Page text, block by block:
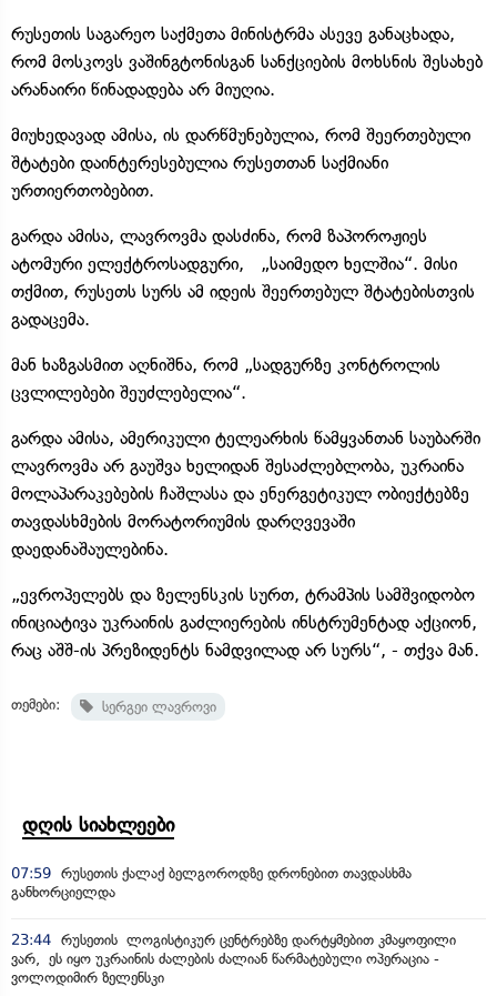
რუსეთის საგარეო საქმეთა მინისტრმა ასევე განაცხადა,
რომ მოსკოვს ვაშინგტონისგან სანქციების მოხსნის შესახებ
არანაირი წინადადება არ მიუღია.
მიუხედავად ამისა, ის დარწმუნებულია, რომ შეერთებული
შტატები დაინტერესებულია რუსეთთან საქმიანი
ურთიერთობებით.
გარდა ამისა, ლავროვმა დასძინა, რომ ზაპოროჟიეს
ატომური ელექტროსადგური, „საიმედო ხელშია“. მისი
თქმით, რუსეთს სურს ამ იდეის შეერთებულ შტატებისთვის
გადაცემა.
მან ხაზგასმით აღნიშნა, რომ „სადგურზე კონტროლის
ცვლილებები შეუძლებელია“.
გარდა ამისა, ამერიკული ტელეარხის წამყვანთან საუბარში
ლავროვმა არ გაუშვა ხელიდან შესაძლებლობა, უკრაინა
მოლაპარაკებების ჩაშლასა და ენერგეტიკულ ობიექტებზე
თავდასხმების მორატორიუმის დარღვევაში
დაედანაშაულებინა.
„ევროპელებს და ზელენსკის სურთ, ტრამპის სამშვიდობო
ინიციატივა უკრაინის გაძლიერების ინსტრუმენტად აქციონ,
რაც აშშ-ის პრეზიდენტს ნამდვილად არ სურს“, - თქვა მან.
თემები: სერგეი ლავროვი
დღის სიახლეები
07:59 რუსეთის ქალაქ ბელგოროდზე დრონებით თავდასხმა
განხორციელდა
23:44 რუსეთის ლოგისტიკურ ცენტრებზე დარტყმებით კმაყოფილი
ვარ, ეს იყო უკრაინის ძალების ძალიან წარმატებული ოპერაცია -
ვოლოდიმირ ზელენსკი